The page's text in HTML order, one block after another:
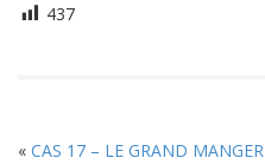
437
« CAS 17 – LE GRAND MANGER